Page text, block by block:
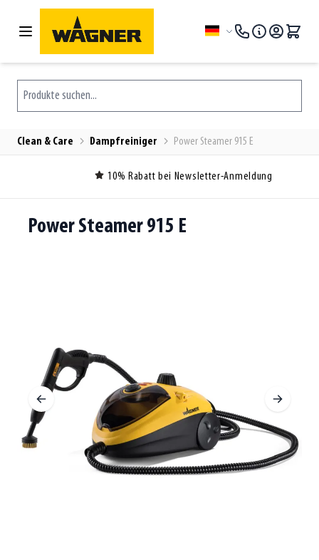
Zum Inhalt springen
Sprache
Produkte suchen...
Clean & Care Dampfreiniger Power Steamer 915 E
10% Rabatt bei Newsletter-Anmeldung
Power Steamer 915 E